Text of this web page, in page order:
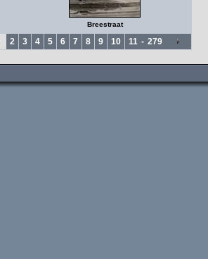
Breestraat
2 3 4 5 6 7 8 9 10 11 - 279